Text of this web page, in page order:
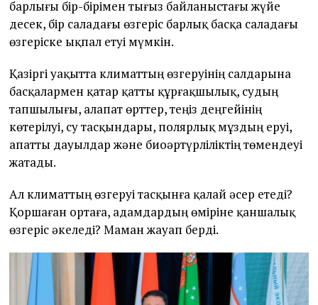
барлығы бір-бірімен тығыз байланыстағы жүйе
десек, бір саладағы өзгеріс барлық басқа саладағы
өзгеріске ықпал етуі мүмкін.
Қазіргі уақытта климаттың өзгеруінің салдарына
басқалармен қатар қатты құрғақшылық, судың
тапшылығы, алапат өрттер, теңіз деңгейінің
көтерілуі, су тасқындары, полярлық мұздың еруі,
апатты дауылдар және биоәртүрліліктің төмендеуі
жатады.
Ал климаттың өзгеруі тасқынға қалай әсер етеді?
Қоршаған ортаға, адамдардың өміріне қаншалық
өзгеріс әкеледі? Маман жауап берді.